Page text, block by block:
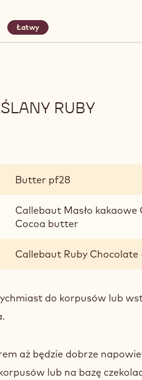
Łatwy
RUBY
Butter pf28
Callebaut Masło
Cocoa butter
Callebaut Ruby Chocolate
do korpusów lub
aż będzie dobrze
lub na bazę